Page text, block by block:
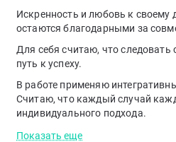
Искренность и любовь к своему
остаются благодарными за
Для себя считаю, что
путь к успеху.
В работе применяю
Считаю, что каждый случай
индивидуального подхода.
Показать еще